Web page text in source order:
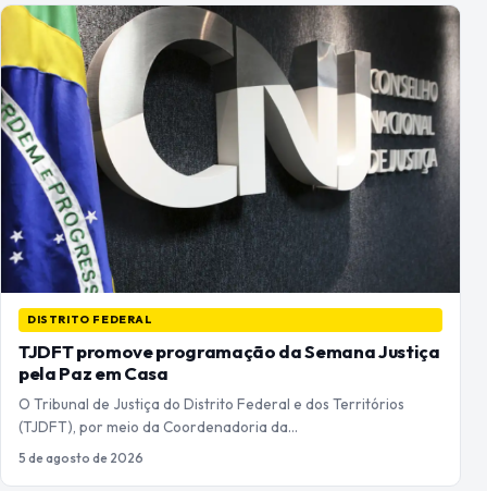
DISTRITO FEDERAL
TJDFT promove programação da Semana Justiça
pela Paz em Casa
O Tribunal de Justiça do Distrito Federal e dos Territórios
(TJDFT), por meio da Coordenadoria da…
5 de agosto de 2026